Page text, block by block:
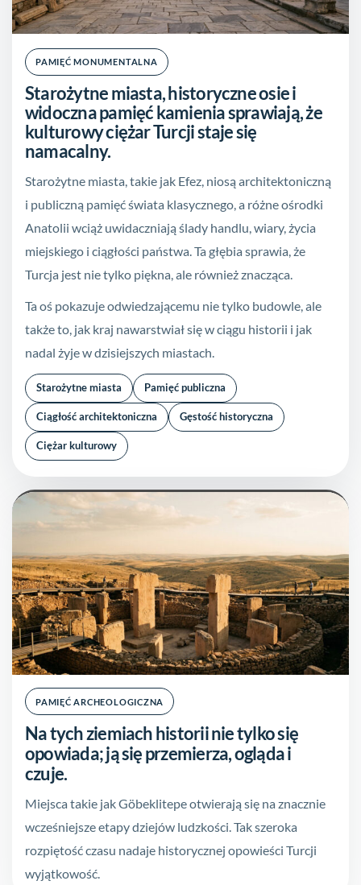
PAMIĘĆ MONUMENTALNA
Starożytne miasta, historyczne osie i
widoczna pamięć kamienia sprawiają, że
kulturowy ciężar Turcji staje się
namacalny.
Starożytne miasta, takie jak Efez, niosą architektoniczną
i publiczną pamięć świata klasycznego, a różne ośrodki
Anatolii wciąż uwidaczniają ślady handlu, wiary, życia
miejskiego i ciągłości państwa. Ta głębia sprawia, że
Turcja jest nie tylko piękna, ale również znacząca.
Ta oś pokazuje odwiedzającemu nie tylko budowle, ale
także to, jak kraj nawarstwiał się w ciągu historii i jak
nadal żyje w dzisiejszych miastach.
Starożytne miasta Pamięć publiczna
Ciągłość architektoniczna Gęstość historyczna
Ciężar kulturowy
PAMIĘĆ ARCHEOLOGICZNA
Na tych ziemiach historii nie tylko się
opowiada; ją się przemierza, ogląda i
czuje.
Miejsca takie jak Göbeklitepe otwierają się na znacznie
wcześniejsze etapy dziejów ludzkości. Tak szeroka
rozpiętość czasu nadaje historycznej opowieści Turcji
wyjątkowość.